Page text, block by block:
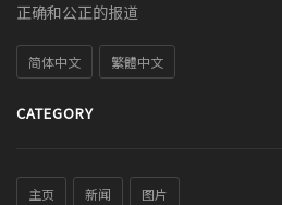
正确和公正的报道
简体中文 繁體中文
CATEGORY
主页 新闻 图片